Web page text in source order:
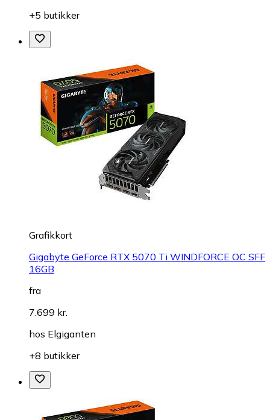
+5 butikker
Grafikkort
Gigabyte GeForce RTX 5070 Ti WINDFORCE OC SFF
16GB
fra
7.699 kr.
hos Elgiganten
+8 butikker